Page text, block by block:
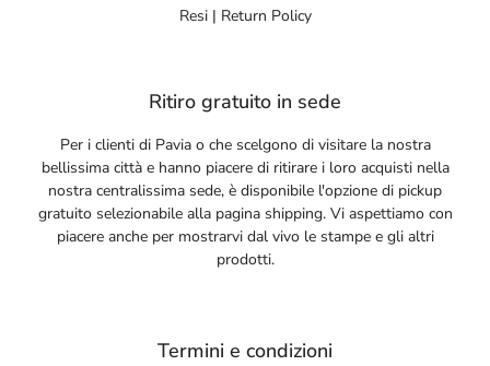
Resi | Return Policy
Ritiro gratuito in sede
Per i clienti di Pavia o che scelgono di visitare la nostra
bellissima città e hanno piacere di ritirare i loro acquisti nella
nostra centralissima sede, è disponibile l'opzione di pickup
gratuito selezionabile alla pagina shipping. Vi aspettiamo con
piacere anche per mostrarvi dal vivo le stampe e gli altri
prodotti.
Termini e condizioni